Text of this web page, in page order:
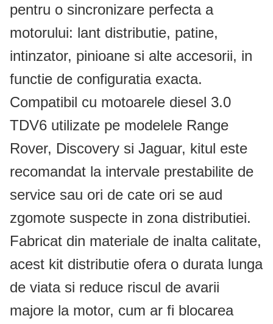
pentru o sincronizare perfecta a
motorului: lant distributie, patine,
intinzator, pinioane si alte accesorii, in
functie de configuratia exacta.
Compatibil cu motoarele diesel 3.0
TDV6 utilizate pe modelele Range
Rover, Discovery si Jaguar, kitul este
recomandat la intervale prestabilite de
service sau ori de cate ori se aud
zgomote suspecte in zona distributiei.
Fabricat din materiale de inalta calitate,
acest kit distributie ofera o durata lunga
de viata si reduce riscul de avarii
majore la motor, cum ar fi blocarea